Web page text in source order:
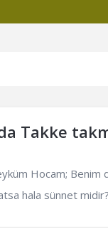
Takke
Hocam; Benim
hala sünnet midir?